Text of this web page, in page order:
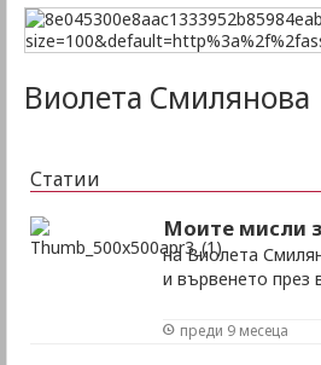
Виолета Смилянова
Статии
Моите мисли
на Виолета
и вървенето през
преди 9 месеца